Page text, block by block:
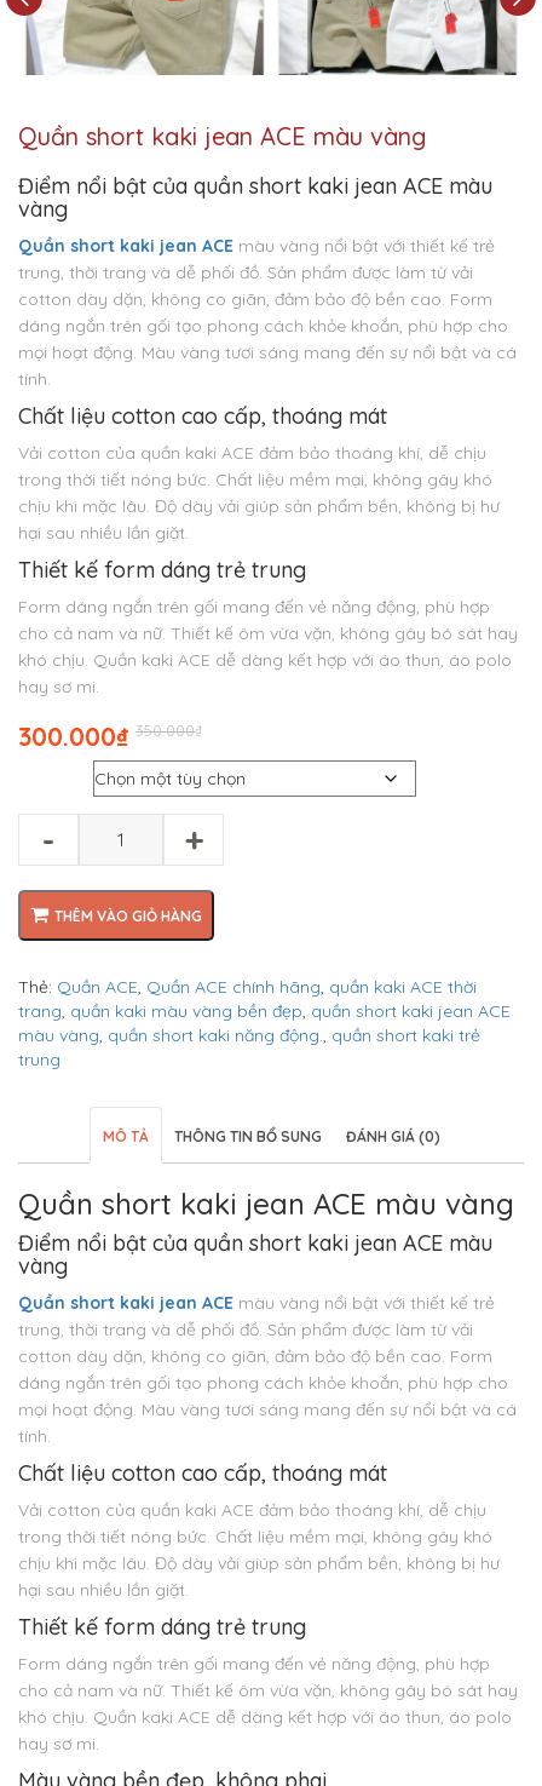
Quần short kaki jean ACE màu vàng
Điểm nổi bật của quần short kaki jean ACE màu
vàng
Quần short kaki jean ACE màu vàng nổi bật với thiết kế trẻ
trung, thời trang và dễ phối đồ. Sản phẩm được làm từ vải
cotton dày dặn, không co giãn, đảm bảo độ bền cao. Form
dáng ngắn trên gối tạo phong cách khỏe khoắn, phù hợp cho
mọi hoạt động. Màu vàng tươi sáng mang đến sự nổi bật và cá
tính.
Chất liệu cotton cao cấp, thoáng mát
Vải cotton của quần kaki ACE đảm bảo thoáng khí, dễ chịu
trong thời tiết nóng bức. Chất liệu mềm mại, không gây khó
chịu khi mặc lâu. Độ dày vải giúp sản phẩm bền, không bị hư
hại sau nhiều lần giặt.
Thiết kế form dáng trẻ trung
Form dáng ngắn trên gối mang đến vẻ năng động, phù hợp
cho cả nam và nữ. Thiết kế ôm vừa vặn, không gây bó sát hay
khó chịu. Quần kaki ACE dễ dàng kết hợp với áo thun, áo polo
hay sơ mi.
₫
350.000 Giá
là:
₫350.000.
₫
300.000
Giá
tại
là:
- +
THÊM VÀO GIỎ HÀNG
Thẻ: Quần ACE, Quần ACE chính hãng, quần kaki ACE thời
trang, quần kaki màu vàng bền đẹp, quần short kaki jean ACE
màu vàng, quần short kaki năng động., quần short kaki trẻ
trung
MÔ TẢ THÔNG TIN BỔ SUNG ĐÁNH GIÁ (0)
Quần short kaki jean ACE màu vàng
Điểm nổi bật của quần short kaki jean ACE màu
vàng
Quần short kaki jean ACE màu vàng nổi bật với thiết kế trẻ
trung, thời trang và dễ phối đồ. Sản phẩm được làm từ vải
cotton dày dặn, không co giãn, đảm bảo độ bền cao. Form
dáng ngắn trên gối tạo phong cách khỏe khoắn, phù hợp cho
mọi hoạt động. Màu vàng tươi sáng mang đến sự nổi bật và cá
tính.
Chất liệu cotton cao cấp, thoáng mát
Vải cotton của quần kaki ACE đảm bảo thoáng khí, dễ chịu
trong thời tiết nóng bức. Chất liệu mềm mại, không gây khó
chịu khi mặc lâu. Độ dày vải giúp sản phẩm bền, không bị hư
hại sau nhiều lần giặt.
Thiết kế form dáng trẻ trung
Form dáng ngắn trên gối mang đến vẻ năng động, phù hợp
cho cả nam và nữ. Thiết kế ôm vừa vặn, không gây bó sát hay
khó chịu. Quần kaki ACE dễ dàng kết hợp với áo thun, áo polo
hay sơ mi.